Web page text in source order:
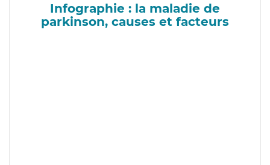
Infographie : la maladie de
parkinson, causes et facteurs